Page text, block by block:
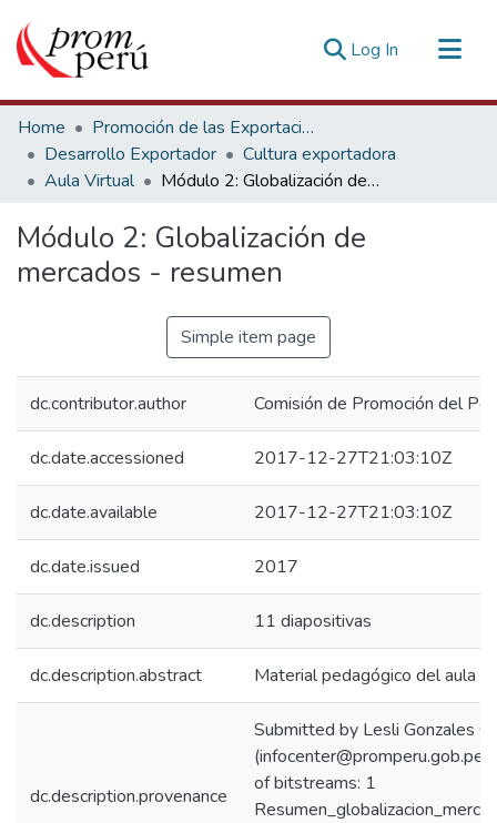
Log In (current)
Communities & Collections
All of DSpace
Statistics
Estadísticas Externas
Home
Promoción de las Exportaciones
Desarrollo Exportador
Cultura exportadora
Aula Virtual
Módulo 2: Globalización de mercados - resumen
Módulo 2: Globalización de
mercados - resumen
Simple item page
dc.contributor.author Comisión de Promoción del
dc.date.accessioned 2017-12-27T21:03:10Z
dc.date.available 2017-12-27T21:03:10Z
dc.date.issued 2017
dc.description 11 diapositivas
dc.description.abstract Material pedagógico del aula
dc.description.provenance
Submitted by Lesli Gonzales
of bitstreams: 1